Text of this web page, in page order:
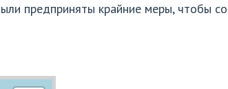
предприняты крайние меры, чтобы